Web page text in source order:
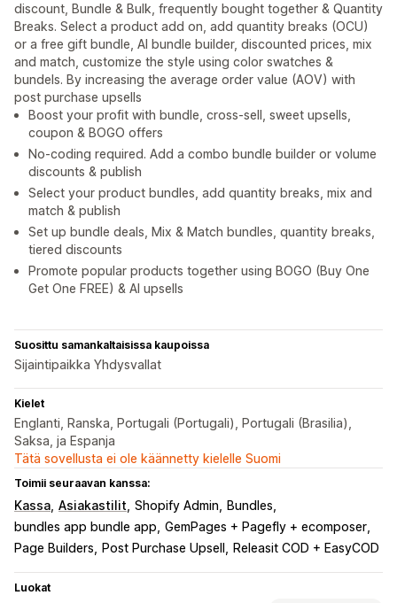
discount, Bundle & Bulk, frequently bought together & Quantity
Breaks. Select a product add on, add quantity breaks (OCU)
or a free gift bundle, AI bundle builder, discounted prices, mix
and match, customize the style using color swatches &
bundels. By increasing the average order value (AOV) with
post purchase upsells
Boost your profit with bundle, cross-sell, sweet upsells,
coupon & BOGO offers
No-coding required. Add a combo bundle builder or volume
discounts & publish
Select your product bundles, add quantity breaks, mix and
match & publish
Set up bundle deals, Mix & Match bundles, quantity breaks,
tiered discounts
Promote popular products together using BOGO (Buy One
Get One FREE) & AI upsells
Suosittu samankaltaisissa kaupoissa
Sijaintipaikka Yhdysvallat
Kielet
Englanti, Ranska, Portugali (Portugali), Portugali (Brasilia),
Saksa, ja Espanja
Tätä sovellusta ei ole käännetty kielelle Suomi
Toimii seuraavan kanssa:
Kassa Asiakastilit Shopify Admin
Bundles
bundles app bundle app GemPages + Pagefly + ecomposer
Page Builders
Post Purchase Upsell Releasit COD + EasyCOD
Luokat